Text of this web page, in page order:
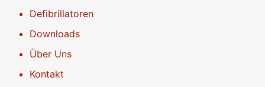
Defibrillatoren
Downloads
Über Uns
Kontakt